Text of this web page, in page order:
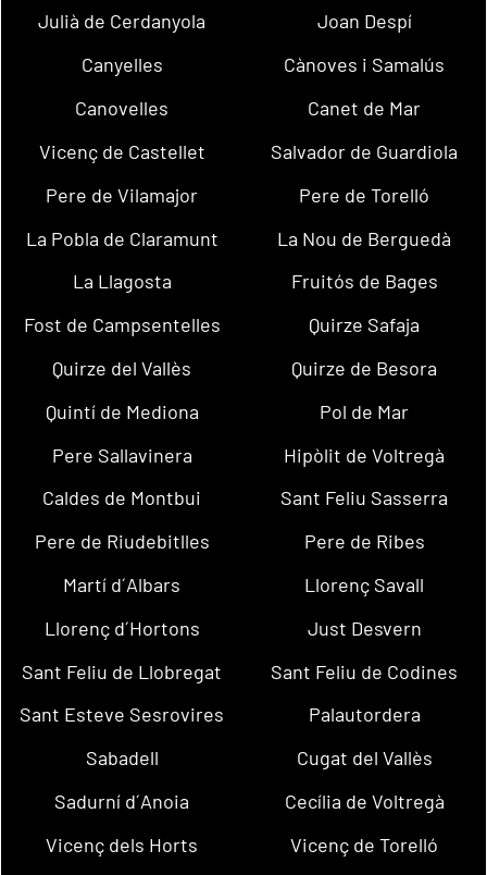
Julià de Cerdanyola
Joan Despí
Canyelles
Cànoves i Samalús
Canovelles
Canet de Mar
Vicenç de Castellet
Salvador de Guardiola
Pere de Vilamajor
Pere de Torelló
La Pobla de Claramunt
La Nou de Berguedà
La Llagosta
Fruitós de Bages
Fost de Campsentelles
Quirze Safaja
Quirze del Vallès
Quirze de Besora
Quintí de Mediona
Pol de Mar
Pere Sallavinera
Hipòlit de Voltregà
Caldes de Montbui
Sant Feliu Sasserra
Pere de Riudebitlles
Pere de Ribes
Martí d´Albars
Llorenç Savall
Llorenç d´Hortons
Just Desvern
Sant Feliu de Llobregat
Sant Feliu de Codines
Sant Esteve Sesrovires
Palautordera
Sabadell
Cugat del Vallès
Sadurní d´Anoia
Cecília de Voltregà
Vicenç dels Horts
Vicenç de Torelló